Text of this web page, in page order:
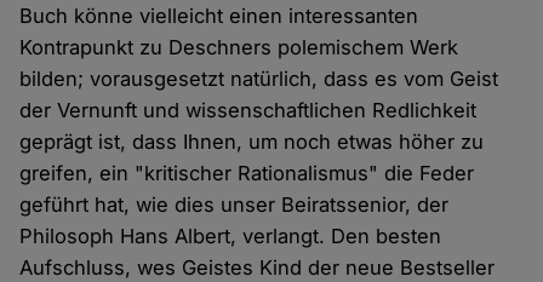
Buch könne vielleicht einen interessanten
Kontrapunkt zu Deschners polemischem Werk
bilden; vorausgesetzt natürlich, dass es vom Geist
der Vernunft und wissenschaftlichen Redlichkeit
geprägt ist, dass Ihnen, um noch etwas höher zu
greifen, ein "kritischer Rationalismus" die Feder
geführt hat, wie dies unser Beiratssenior, der
Philosoph Hans Albert, verlangt. Den besten
Aufschluss, wes Geistes Kind der neue Bestseller